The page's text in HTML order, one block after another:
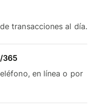
transacciones al día.
365
en línea o por